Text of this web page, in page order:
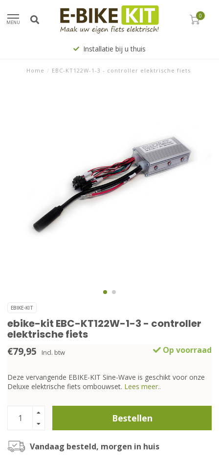
MENU
0
Installatie bij u thuis
Home / EBC-KT122W-1-3 - controller elektrische fiets
EBIKE-KIT
ebike-kit EBC-KT122W-1-3 - controller
elektrische fiets
€79,95 Incl. btw Op voorraad
Deze vervangende EBIKE-KIT Sine-Wave is geschikt voor onze
Deluxe elektrische fiets ombouwset. Lees meer..
Bestellen
Vandaag besteld, morgen in huis